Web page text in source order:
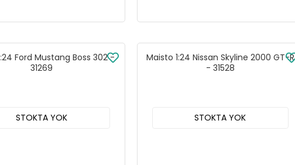
Ford Mustang Boss 302 -
31269
STOKTA YOK
Maisto 1:24 Nissan Skyline 2000 GT-R
- 31528
STOKTA YOK